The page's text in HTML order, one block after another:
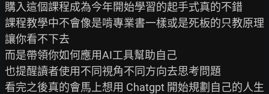
購入這個課程成為今年開始學習的起手式真的不錯
課程教學中不會像是啃專業書一樣或是死板的只教原理
讓你看不下去
而是帶領你如何應用AI工具幫助自己
也提醒讀者使用不同視角不同方向去思考問題
看完之後真的會馬上想用 Chatgpt 開始規劃自己的人生